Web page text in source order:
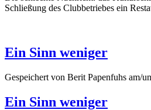
Schließung des Clubbetriebes ein
Ein Sinn weniger
Gespeichert von Berit Papenfuhs am/
Ein Sinn weniger